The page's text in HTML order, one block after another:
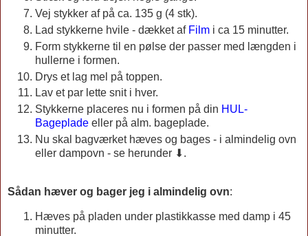
Vej stykker af på ca. 135 g (4 stk).
Lad stykkerne hvile - dækket af Film i ca 15 minutter.
Form stykkerne til en pølse der passer med længden i
hullerne i formen.
Drys et lag mel på toppen.
Lav et par lette snit i hver.
Stykkerne placeres nu i formen på din HUL-
Bageplade eller på alm. bageplade.
Nu skal bagværket hæves og bages - i almindelig ovn
eller dampovn - se herunder ⬇.
Sådan hæver og bager jeg i almindelig ovn:
Hæves på pladen under plastikkasse med damp i 45
minutter.